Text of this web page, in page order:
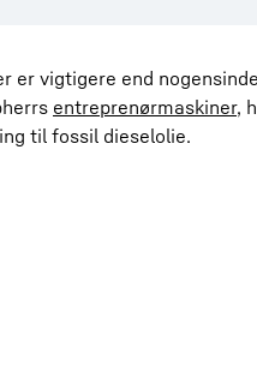
vigtigere end
entreprenørmaskiner,
til fossil dieselolie.